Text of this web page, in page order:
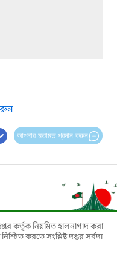
আপনার মতামত প্রদান করুন
কর্তৃক নিয়মিত হালনাগাদ করা
করতে সংশ্লিষ্ট দপ্তর সর্বদা